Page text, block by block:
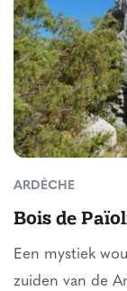
ARDÈCHE
Bois de
Een mystiek
zuiden van de